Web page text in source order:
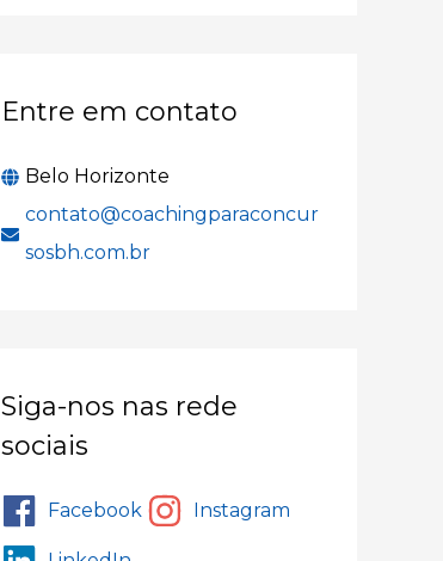
Entre em contato
Belo Horizonte
contato@coachingparaconcur
sosbh.com.br
Siga-nos nas rede
sociais
Facebook Instagram